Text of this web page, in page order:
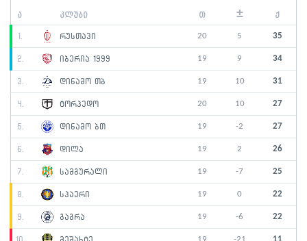
ა კლუბი თ ± ქ
1. რუსთავი 20 5 35
2. იბერია 1999 19 9 34
3. დინამო თბ 19 10 31
4. ტორპედო 20 10 27
5. დინამო ბთ 19 -2 27
6. დილა 19 2 26
7. სამგურალი 19 -7 25
8. სპაერი 19 0 22
9. გაგრა 19 -6 22
19 -21 11